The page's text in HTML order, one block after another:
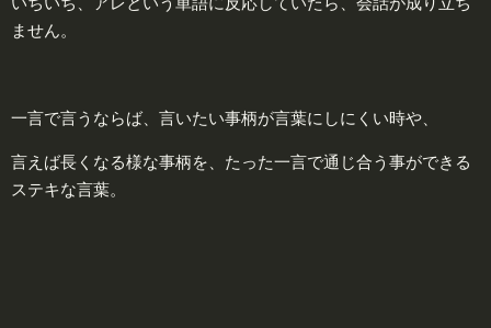
ません。
一言で言うならば、言いたい事柄が言葉にしにくい時や、
言えば長くなる様な事柄を、たった一言で通じ合う事ができる
ステキな言葉。